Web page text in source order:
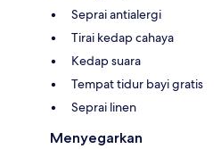
Seprai antialergi
Tirai kedap cahaya
Kedap suara
Tempat tidur bayi gratis
Seprai linen
Menyegarkan